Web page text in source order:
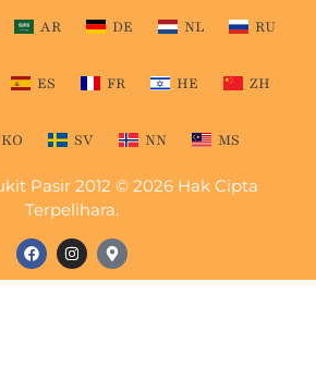
AR DE NL RU
ES FR HE ZH
KO SV NN MS
Pasir 2012 © 2026 Hak Cipta
Terpelihara.